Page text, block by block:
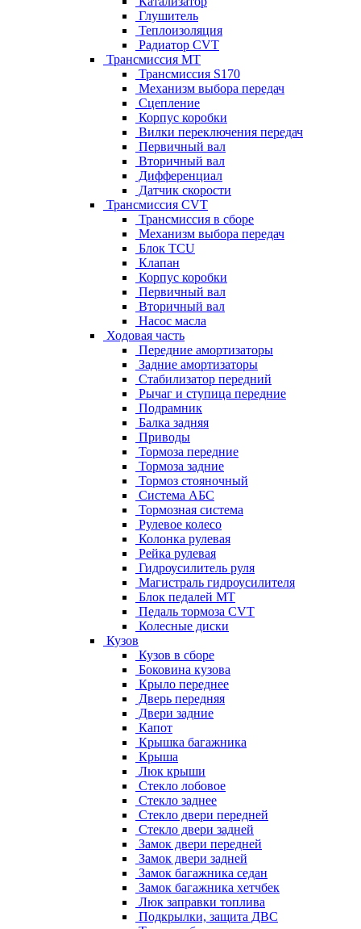
Глушитель
Теплоизоляция
Радиатор CVT
Трансмиссия MT
Трансмиссия S170
Механизм выбора передач
Сцепление
Корпус коробки
Вилки переключения передач
Первичный вал
Вторичный вал
Дифференциал
Датчик скорости
Трансмиссия CVT
Трансмиссия в сборе
Механизм выбора передач
Блок TCU
Клапан
Корпус коробки
Первичный вал
Вторичный вал
Насос масла
Ходовая часть
Передние амортизаторы
Задние амортизаторы
Стабилизатор передний
Рычаг и ступица передние
Подрамник
Балка задняя
Приводы
Тормоза передние
Тормоза задние
Тормоз стояночный
Система АБС
Тормозная система
Рулевое колесо
Колонка рулевая
Рейка рулевая
Гидроусилитель руля
Магистраль гидроусилителя
Блок педалей МТ
Педаль тормоза CVT
Колесные диски
Кузов
Кузов в сборе
Боковина кузова
Крыло переднее
Дверь передняя
Двери задние
Капот
Крышка багажника
Крыша
Люк крыши
Стекло лобовое
Стекло заднее
Стекло двери передней
Стекло двери задней
Замок двери передней
Замок двери задней
Замок багажника седан
Замок багажника хетчбек
Люк заправки топлива
Подкрылки, защита ДВС